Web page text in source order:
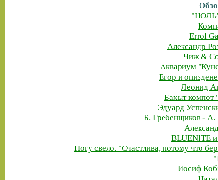
"НОЛЬ"
Errol
Александр
Чиж &
Аквариум
Егор и
Леонид
Бахыт компот
Эдуард
Б. Гребенщиков - А.
BLUENITE и
Ногу свело. "Счастлива, потому что
Иосиф